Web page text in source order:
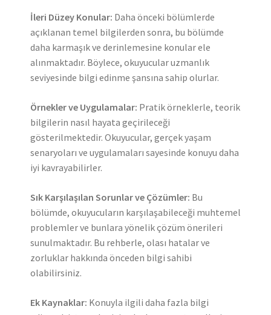
İleri Düzey Konular: Daha önceki bölümlerde
açıklanan temel bilgilerden sonra, bu bölümde
daha karmaşık ve derinlemesine konular ele
alınmaktadır. Böylece, okuyucular uzmanlık
seviyesinde bilgi edinme şansına sahip olurlar.
Örnekler ve Uygulamalar: Pratik örneklerle, teorik
bilgilerin nasıl hayata geçirileceği
gösterilmektedir. Okuyucular, gerçek yaşam
senaryoları ve uygulamaları sayesinde konuyu daha
iyi kavrayabilirler.
Sık Karşılaşılan Sorunlar ve Çözümler: Bu
bölümde, okuyucuların karşılaşabileceği muhtemel
problemler ve bunlara yönelik çözüm önerileri
sunulmaktadır. Bu rehberle, olası hatalar ve
zorluklar hakkında önceden bilgi sahibi
olabilirsiniz.
Ek Kaynaklar: Konuyla ilgili daha fazla bilgi